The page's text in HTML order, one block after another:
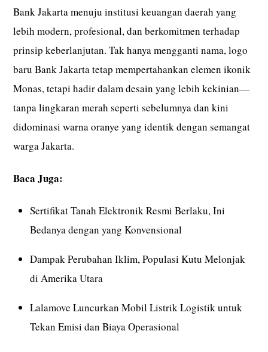
Bank Jakarta menuju institusi keuangan daerah yang
lebih modern, profesional, dan berkomitmen terhadap
prinsip keberlanjutan. Tak hanya mengganti nama, logo
baru Bank Jakarta tetap mempertahankan elemen ikonik
Monas, tetapi hadir dalam desain yang lebih kekinian—
tanpa lingkaran merah seperti sebelumnya dan kini
didominasi warna oranye yang identik dengan semangat
warga Jakarta.
Baca Juga:
Sertifikat Tanah Elektronik Resmi Berlaku, Ini
Bedanya dengan yang Konvensional
Dampak Perubahan Iklim, Populasi Kutu Melonjak
di Amerika Utara
Lalamove Luncurkan Mobil Listrik Logistik untuk
Tekan Emisi dan Biaya Operasional